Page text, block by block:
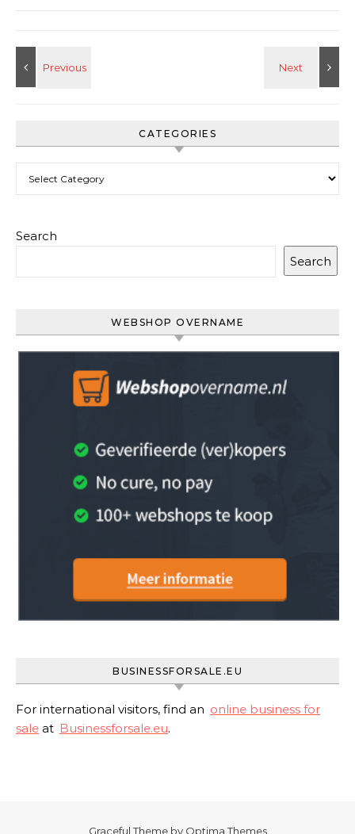
CATEGORIES
Search
Search
WEBSHOP OVERNAME
BUSINESSFORSALE.EU
For international visitors, find an online business for
sale at Businessforsale.eu.
Graceful Theme by Optima Themes